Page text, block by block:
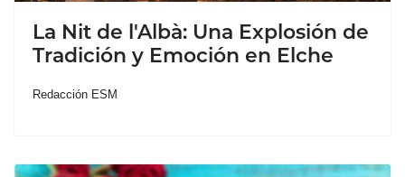
La Nit de l'Albà: Una Explosión de
Tradición y Emoción en Elche
Redacción ESM